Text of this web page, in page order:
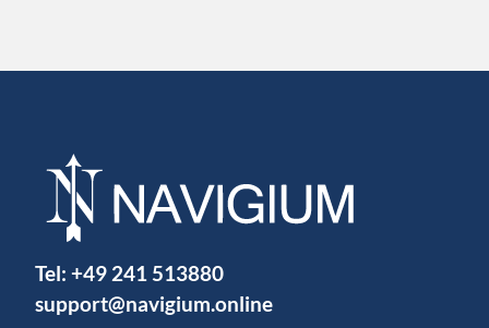
Tel: +49 241 513880
support@navigium.online